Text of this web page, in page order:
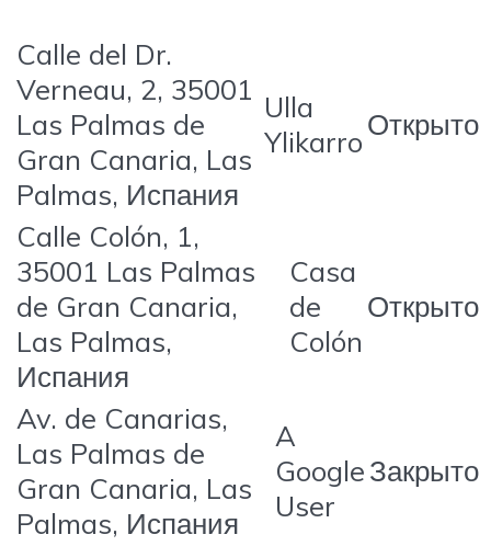
Calle del Dr.
Verneau, 2, 35001
Las Palmas de
Gran Canaria, Las
Palmas, Испания
Ulla
YlikarroОткрыто
Calle Colón, 1,
35001 Las Palmas
de Gran Canaria,
Las Palmas,
Испания
Casa
de
Colón
Открыто
Av. de Canarias,
Las Palmas de
Gran Canaria, Las
Palmas, Испания
A
Google
User
Закрыто